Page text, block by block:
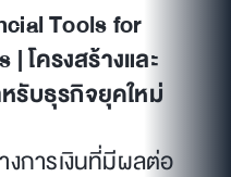
Tools for
โครงสร้างและ
รับธุรกิจยุคใหม่
งการเงินที่มีผลต่อ